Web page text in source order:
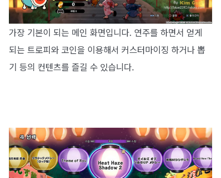
가장 기본이 되는 메인 화면입니다. 연주를 하면서 얻게
되는 트로피와 코인을 이용해서 커스터마이징 하거나 뽑
기 등의 컨텐츠를 즐길 수 있습니다.